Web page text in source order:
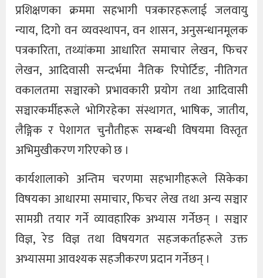
प्रशिक्षणका क्रममा सहभागी पत्रकारहरूलाई जलवायु
न्याय, दिगो वन व्यवस्थापन, वन शासन, अनुसन्धानमूलक
पत्रकारिता, तथ्यांकमा आधारित समाचार लेखन, फिचर
लेखन, आदिवासी सन्दर्भमा नैतिक रिपोर्टिङ, नीतिगत
वकालतमा सञ्चारको प्रभावकारी प्रयोग तथा आदिवासी
सञ्चारकर्मीहरूले भोगिरहेका संस्थागत, भाषिक, जातीय,
लैङ्गिक र पेशागत चुनौतीहरू सम्बन्धी विषयमा विस्तृत
अभिमुखीकरण गरिएको छ ।
कार्यशालाको अन्तिम चरणमा सहभागीहरूले सिकेका
विषयका आधारमा समाचार, फिचर लेख तथा अन्य सञ्चार
सामग्री तयार गर्ने व्यावहारिक अभ्यास गर्नेछन् । सञ्चार
विज्ञ, रेड विज्ञ तथा विषयगत सहजकर्ताहरूले उक्त
अभ्यासमा आवश्यक सहजीकरण प्रदान गर्नेछन् ।